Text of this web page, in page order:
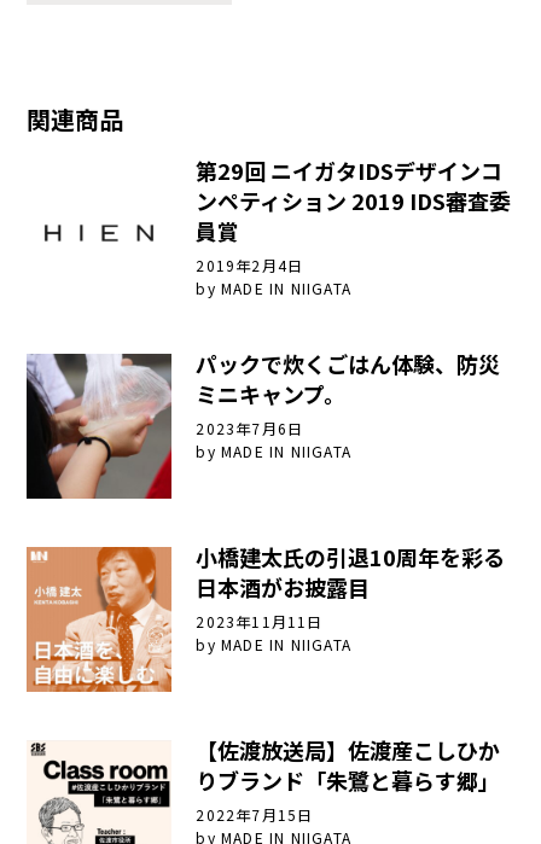
関連商品
第29回 ニイガタIDSデザインコ
ンペティション 2019 IDS審査委
員賞
2019年2月4日
byMADE IN NIIGATA
パックで炊くごはん体験、防災
ミニキャンプ。
2023年7月6日
byMADE IN NIIGATA
小橋建太氏の引退10周年を彩る
日本酒がお披露目
2023年11月11日
byMADE IN NIIGATA
【佐渡放送局】佐渡産こしひか
りブランド「朱鷺と暮らす郷」
2022年7月15日
byMADE IN NIIGATA